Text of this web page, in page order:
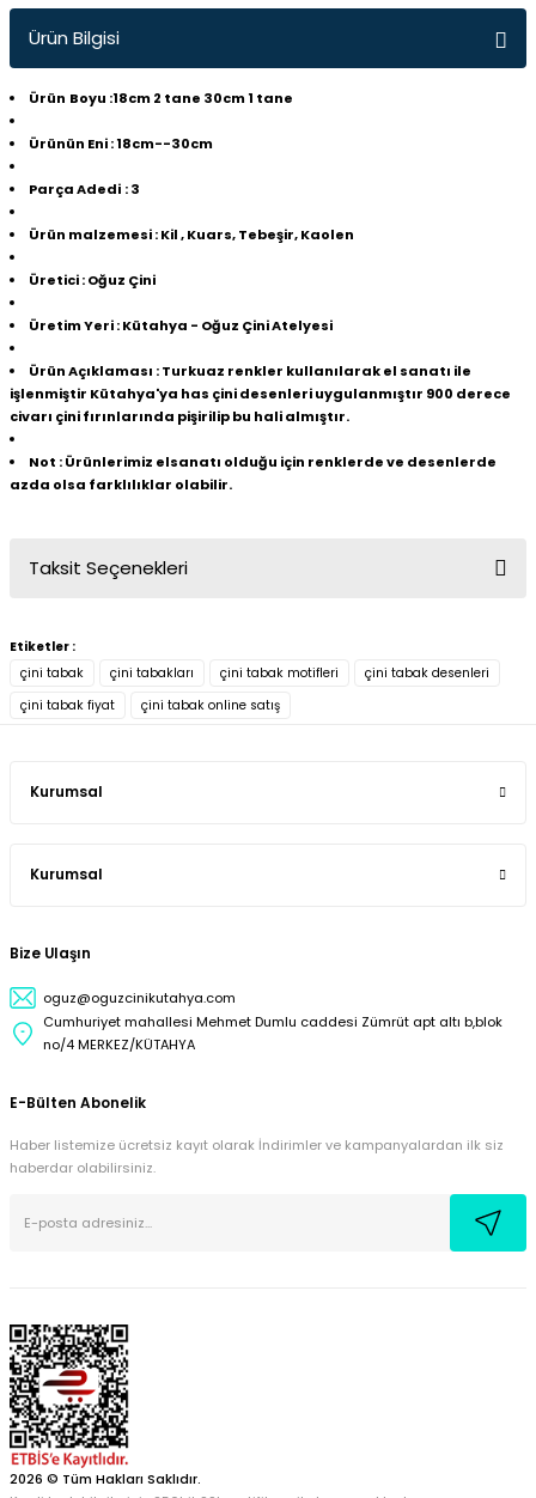
Ürün Bilgisi
Ürün Boyu :18cm 2 tane 30cm 1 tane
Ürünün Eni: 18cm--30cm
Parça Adedi : 3
Ürün malzemesi: Kil , Kuars, Tebeşir, Kaolen
Üretici: Oğuz Çini
Üretim Yeri: Kütahya - Oğuz Çini Atelyesi
Ürün Açıklaması : Turkuaz renkler kullanılarak el sanatı ile
işlenmiştir Kütahya'ya has çini desenleri uygulanmıştır 900 derece
civarı çini fırınlarında pişirilip bu hali almıştır.
Not :Ürünlerimiz elsanatı olduğu için renklerde ve desenlerde
azda olsa farklılıklar olabilir.
Taksit Seçenekleri
Etiketler :
çini tabak
çini tabakları çini tabak motifleri
çini tabak desenleri
çini tabak fiyat
çini tabak online satış
Kurumsal
Kurumsal
Bize Ulaşın
oguz@oguzcinikutahya.com
Cumhuriyet mahallesi Mehmet Dumlu caddesi Zümrüt apt altı b,blok
no/4 MERKEZ/KÜTAHYA
E-Bülten Abonelik
Haber listemize ücretsiz kayıt olarak İndirimler ve kampanyalardan ilk siz
haberdar olabilirsiniz.
2026 © Tüm Hakları Saklıdır.